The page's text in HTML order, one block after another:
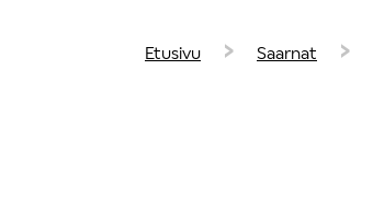
Etusivu › Saarnat ›